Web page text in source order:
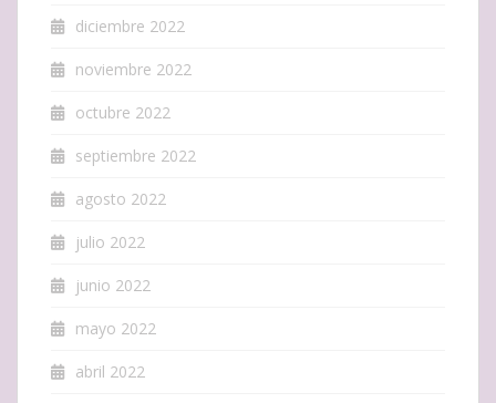
diciembre 2022
noviembre 2022
octubre 2022
septiembre 2022
agosto 2022
julio 2022
junio 2022
mayo 2022
abril 2022